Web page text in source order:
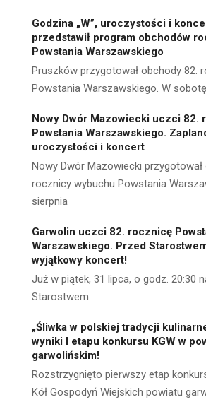
Godzina „W”, uroczystości i
przedstawił program obchodów
Powstania Warszawskiego
Pruszków przygotował obchody 82.
Powstania Warszawskiego. W
Nowy Dwór Mazowiecki uczci 82.
Powstania Warszawskiego.
uroczystości i koncert
Nowy Dwór Mazowiecki przygotował
rocznicy wybuchu Powstania
sierpnia
Garwolin uczci 82. rocznicę
Warszawskiego. Przed
wyjątkowy koncert!
Już w piątek, 31 lipca, o godz. 20:30
Starostwem
„Śliwka w polskiej tradycji
wyniki I etapu konkursu KGW w
garwolińskim!
Rozstrzygnięto pierwszy etap
Kół Gospodyń Wiejskich powiatu